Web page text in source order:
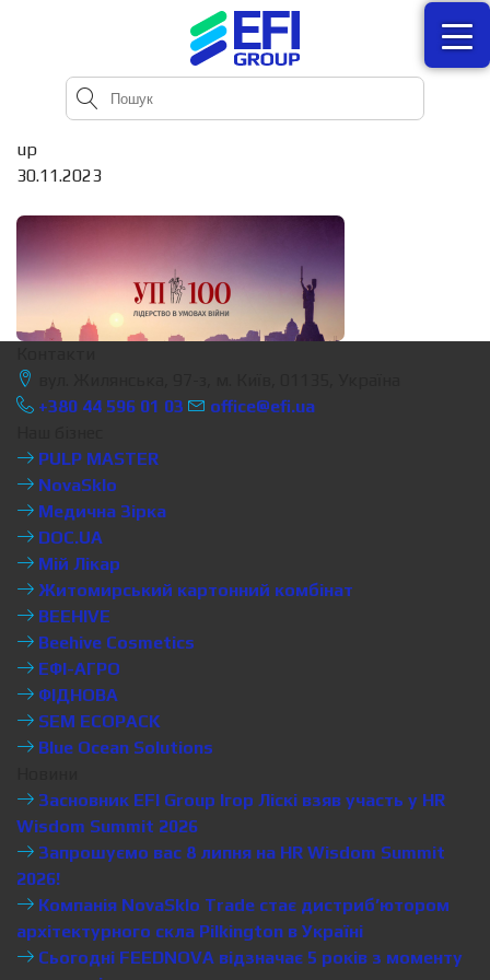
up
30.11.2023
+380 44 596 01 03
office@efi.ua
PULP MASTER
NovaSklo
Медична Зірка
DOC.UA
Мій Лікар
Житомирський картонний комбінат
BEEHIVE
Beehive Cosmetics
ЕФІ-АГРО
ФІДНОВА
SEM ECOPACK
Blue Ocean Solutions
Засновник EFI Group Ігор Ліскі взяв участь у HR
Wisdom Summit 2026
Запрошуємо вас 8 липня на HR Wisdom Summit
2026!
Компанія NovaSklo Trade стає дистриб’ютором
архітектурного скла Pilkington в Україні
Сьогодні FEEDNOVA відзначає 5 років з моменту